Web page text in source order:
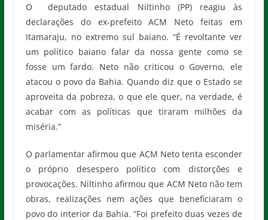
O deputado estadual Niltinho (PP) reagiu às
declarações do ex-prefeito ACM Neto feitas em
Itamaraju, no extremo sul baiano. “É revoltante ver
um político baiano falar da nossa gente como se
fosse um fardo. Neto não criticou o Governo, ele
atacou o povo da Bahia. Quando diz que o Estado se
aproveita da pobreza, o que ele quer, na verdade, é
acabar com as políticas que tiraram milhões da
miséria.”
O parlamentar afirmou que ACM Neto tenta esconder
o próprio desespero político com distorções e
provocações. Niltinho afirmou que ACM Neto não tem
obras, realizações nem ações que beneficiaram o
povo do interior da Bahia. “Foi prefeito duas vezes de